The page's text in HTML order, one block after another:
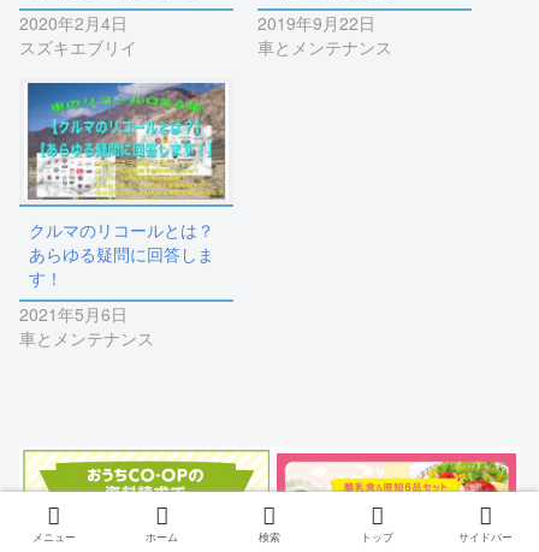
2020年2月4日
スズキエブリイ
2019年9月22日
車とメンテナンス
クルマのリコールとは？
あらゆる疑問に回答しま
す！
2021年5月6日
車とメンテナンス
メニュー ホーム 検索 トップ サイドバー